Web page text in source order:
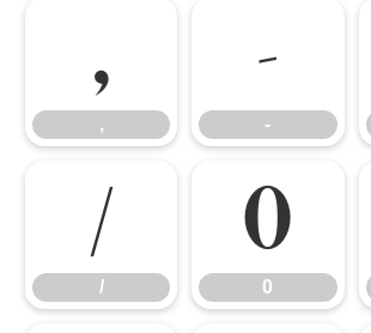
,
,
-
-
/
/
0
0